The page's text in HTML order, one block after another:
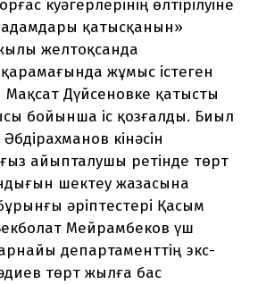
куәгерлерінің өлтірілуіне
қатысқанын»
желтоқсанда
жұмыс істеген
Дүйсеновке қатысты
бойынша іс қозғалды. Биыл
кінәсін
айыпталушы ретінде төрт
шектеу жазасына
әріптестері Қасым
Мейрамбеков үш
департаменттің экс-
төрт жылға бас